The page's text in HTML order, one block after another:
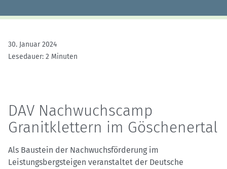
30. Januar 2024
Lesedauer: 2 Minuten
DAV Nachwuchscamp
Granitklettern im Göschenertal
Als Baustein der Nachwuchsförderung im
Leistungsbergsteigen veranstaltet der Deutsche